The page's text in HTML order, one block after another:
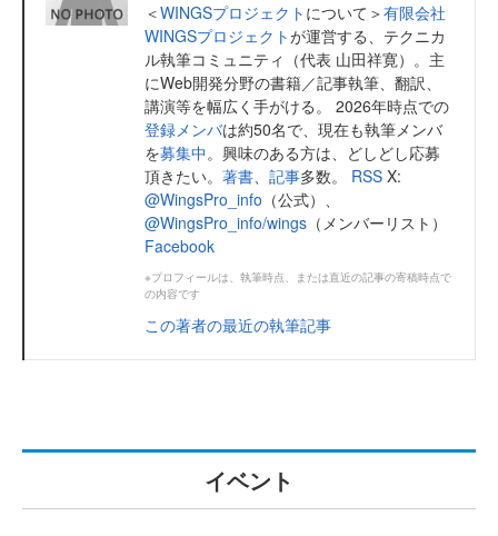
＜WINGSプロジェクト について＞有限会社
WINGSプロジェクトが運営する、テクニカ
ル執筆コミュニティ（代表 山田祥寛）。主
にWeb開発分野の書籍／記事執筆、翻訳、
講演等を幅広く手がける。 2026年時点での
登録メンバは約50名で、現在も執筆メンバ
を募集中。興味のある方は、どしどし応募
頂きたい。 著書、 記事多数。 RSS X:
@WingsPro_info （公式）、
@WingsPro_info/wings （メンバーリスト）
Facebook
※プロフィールは、執筆時点、または直近の記事の寄稿時点で
の内容です
この著者の最近の執筆記事
イベント